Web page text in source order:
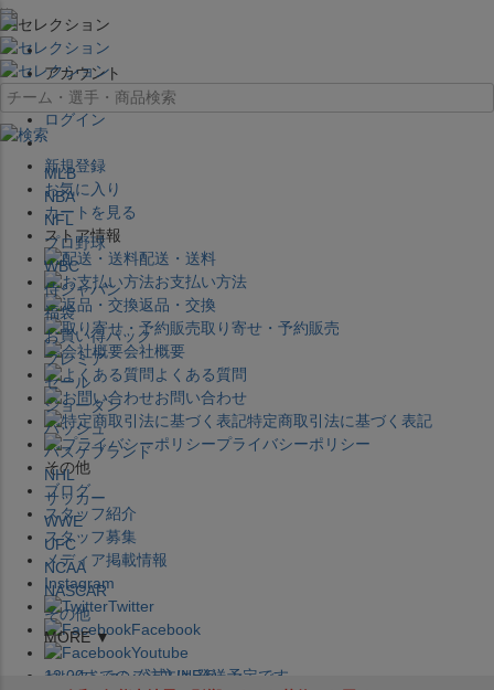
×
アカウント
ログイン
新規登録
お気に入り
カートを見る
ストア情報
配送・送料
お支払い方法
返品・交換
取り寄せ・予約販売
会社概要
よくある質問
お問い合わせ
特定商取引法に基づく表記
プライバシーポリシー
その他
ブログ
スタッフ紹介
スタッフ募集
メディア掲載情報
Instagram
Twitter
Facebook
Youtube
セレクション公式LINE@
MLB
NBA
NFL
プロ野球
WBC
侍ジャパン
福袋
お買い得パック
プレミア
セール
ジョーダン
バッシュ
バスケブランド
NHL
サッカー
WWE
UFC
NCAA
NASCAR
その他
MORE ▼
12:00までのご注文は発送予定です。